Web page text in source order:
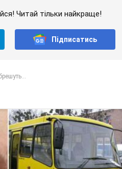
Читай тільки найкраще!
Підписатись